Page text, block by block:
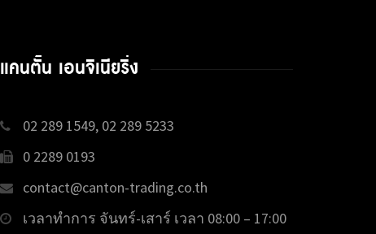
แคนตั้น เอนจิเนียริ่ง
02 289 1549, 02 289 5233
0 2289 0193
contact@canton-trading.co.th
เวลาทำการ จันทร์-เสาร์ เวลา 08:00 – 17:00